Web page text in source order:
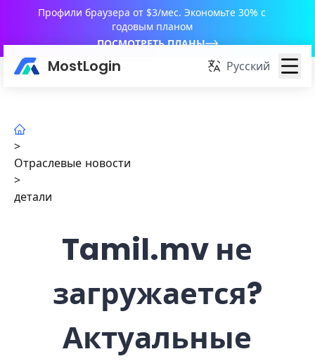
Профили браузера от $3/мес. Экономьте 30% с
годовым планом
ПОСМОТРЕТЬ ПЛАНЫ
MostLogin Русский
>
Отраслевые новости
>
детали
Tamil.mv не
загружается?
Актуальные